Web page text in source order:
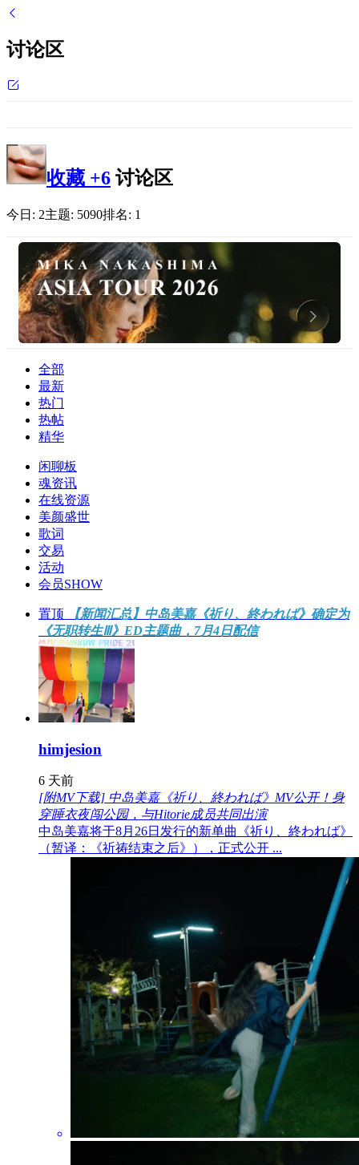
讨论区
收藏 +6 讨论区
今日: 2主题: 5090排名: 1
全部
最新
热门
热帖
精华
闲聊板
魂资讯
在线资源
美颜盛世
歌词
交易
活动
会员SHOW
置顶
【新闻汇总】中岛美嘉《祈り、終われば》确定为
《无职转生Ⅲ》ED主题曲，7月4日配信
himjesion
6 天前
[附MV下载] 中岛美嘉《祈り、終われば》MV公开！身
穿睡衣夜闯公园，与Hitorie成员共同出演
中岛美嘉将于8月26日发行的新单曲《祈り、終われば》
（暂译：《祈祷结束之后》），正式公开 ...